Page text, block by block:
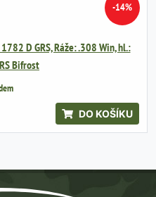
-14%
D GRS, Ráže: .308 Win, hl.:
Bifrost
DO KOŠÍKU